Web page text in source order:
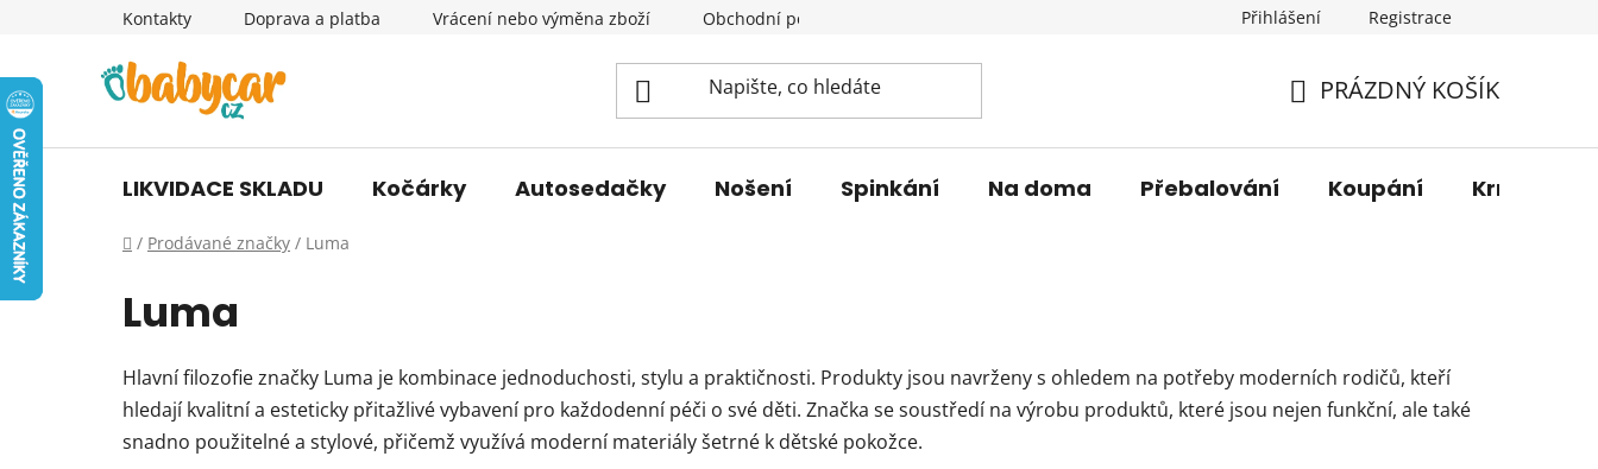
Kontakty Doprava a platba Vrácení nebo výměna zboží Obchodní podmínky Věrnostní sleva O nás
Přihlášení Registrace
KOŠÍK
PRÁZDNÝ KOŠÍK
LIKVIDACE SKLADU Kočárky Autosedačky Nošení Spinkání Na doma Přebalování Koupání Krmení
Domů
/ Prodávané značky / Luma
Luma
Hlavní filozofie značky Luma je kombinace jednoduchosti, stylu a praktičnosti. Produkty jsou navrženy s ohledem na potřeby moderních rodičů, kteří
hledají kvalitní a esteticky přitažlivé vybavení pro každodenní péči o své děti. Značka se soustředí na výrobu produktů, které jsou nejen funkční, ale také
snadno použitelné a stylové, přičemž využívá moderní materiály šetrné k dětské pokožce.